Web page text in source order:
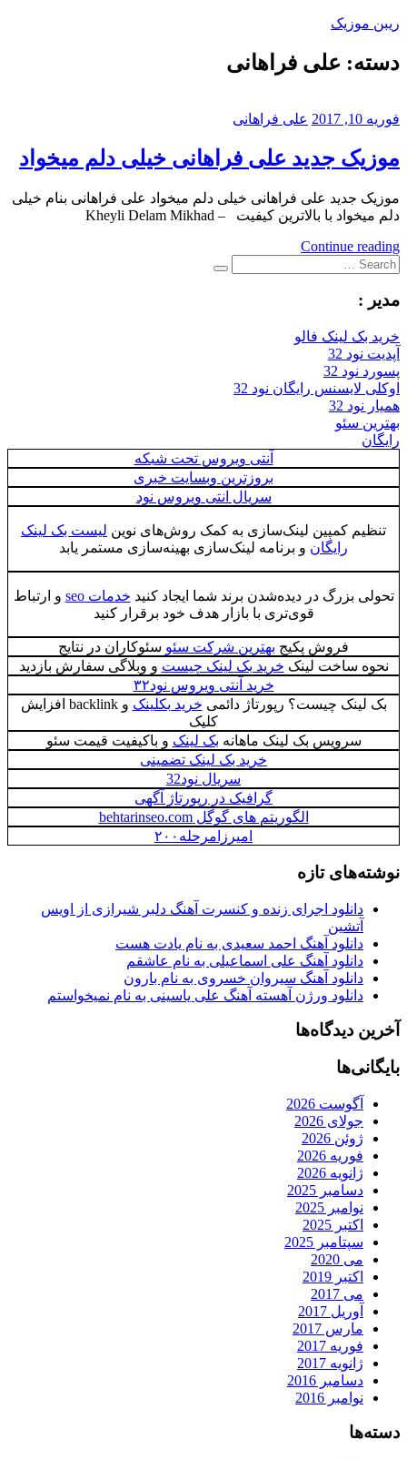
Skip
ریبن موزیک
دانلود
دسته: علی فراهانی
فوریه 10, 2017 علی فراهانی
موزیک جدید علی فراهانی خیلی دلم میخواد
موزیک جدید علی فراهانی خیلی دلم میخواد علی فراهانی بنام خیلی
دلم میخواد با بالاترین کیفیت – Kheyli Delam Mikhad
Continue reading
Search
for:
Search
مدیر :
خرید بک لینک فالو
آپدیت نود 32
پسورد نود 32
اوکلی لایسنس رایگان نود 32
همیار نود 32
بهترین سئو
رایگان
آنتی ویروس تحت شبکه
بروزترین وبسایت خبری
سریال انتی ویروس نود
تنظیم کمپین لینک‌سازی به کمک روش‌های نوین لیست بک لینک
رایگان و برنامه لینک‌سازی بهینه‌سازی مستمر یابد
تحولی بزرگ در دیده‌شدن برند شما ایجاد کنید خدمات seo
و ارتباط
قوی‌تری با بازار هدف خود برقرار کنید
فروش پکیج بهترین شرکت سئو سئوکاران در نتایج
نحوه ساخت لینک خرید بک لینک چیست و وبلاگی سفارش بازدید
خرید آنتی ویروس نود۳۲
بک لینک چیست؟ رپورتاژ دائمی خرید بکلینک
و backlink افزایش
کلیک
سرویس بک لینک ماهانه بک لینک و باکیفیت قیمت سئو
خرید بک لینک تضمینی
سریال نود32
گرافیک در رپورتاژ آگهی
الگوریتم های گوگل behtarinseo.com
امیرزامرحله۲۰۰
نوشته‌های تازه
دانلود اجرای زنده و کنسرت آهنگ دلبر شیرازی از اویس
آتشین
دانلود آهنگ احمد سعیدی به نام یادت هست
دانلود آهنگ علی اسماعیلی به نام عاشقم
دانلود آهنگ سیروان خسروی به نام بارون
دانلود ورژن آهسته آهنگ علی یاسینی به نام نمیخواستم
آخرین دیدگاه‌ها
بایگانی‌ها
آگوست 2026
جولای 2026
ژوئن 2026
فوریه 2026
ژانویه 2026
دسامبر 2025
نوامبر 2025
اکتبر 2025
سپتامبر 2025
می 2020
اکتبر 2019
می 2017
آوریل 2017
مارس 2017
فوریه 2017
ژانویه 2017
دسامبر 2016
نوامبر 2016
دسته‌ها